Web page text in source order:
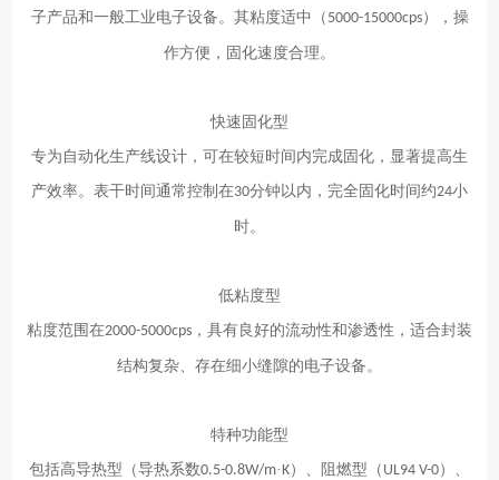
子产品和一般工业电子设备。其粘度适中（ 5000-15000cps），操
作方便，固化速度合理。
快速固化型
专为自动化生产线设计，可在较短时间内完成固化，显著提高生
产效率。表干时间通常控制在30分钟以内，完全固化时间约24小
时。
低粘度型
粘度范围在2000-5000cps ，具有良好的流动性和渗透性，适合封装
结构复杂、存在细小缝隙的电子设备。
特种功能型
包括高导热型（导热系数0.5-0.8W/m·K）、阻燃型（ UL94 V-0）、